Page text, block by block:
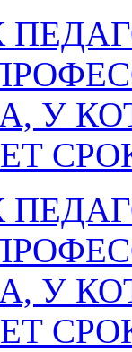
У
У